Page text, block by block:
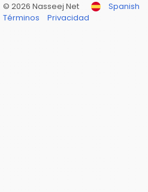
© 2026 Nasseej Net
Spanish
Términos
Privacidad